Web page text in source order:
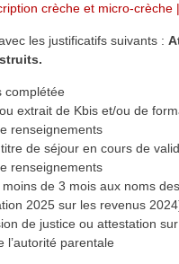
crèche et micro-crèche
les justificatifs suivants :
complétée
extrait de Kbis et/ou de
renseignements
de séjour en cours de
renseignements
de 3 mois aux noms
2025 sur les revenus
de justice ou attestation
l’autorité parentale